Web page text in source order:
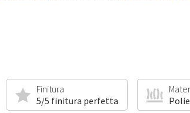
Finitura
5/5 finitura perfetta